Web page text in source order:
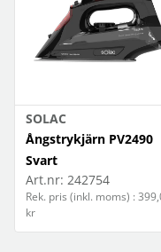
SOLAC
Ångstrykjärn PV2490
Svart
Art.nr: 242754
Rek. pris (inkl. moms) :
kr